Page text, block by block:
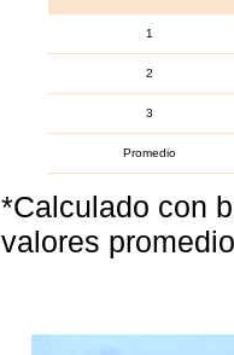
1
2
3
Promedio
*Calculado con
valores